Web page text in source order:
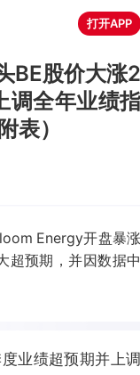
打开APP
BE股价大涨2
调全年业绩指
表）
Energy开盘暴涨
超预期，并因数据中
业绩超预期并上调